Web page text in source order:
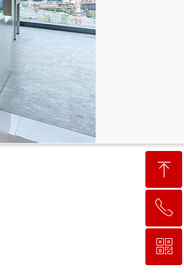
ꁸ
回到顶部
ꂅ
15302484969
ꀥ